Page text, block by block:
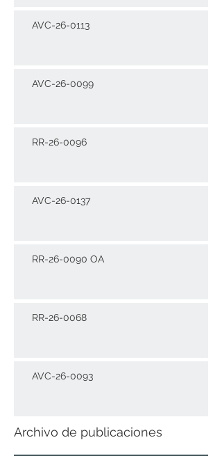
AVC-26-0113
AVC-26-0099
RR-26-0096
AVC-26-0137
RR-26-0090 OA
RR-26-0068
AVC-26-0093
Archivo de publicaciones